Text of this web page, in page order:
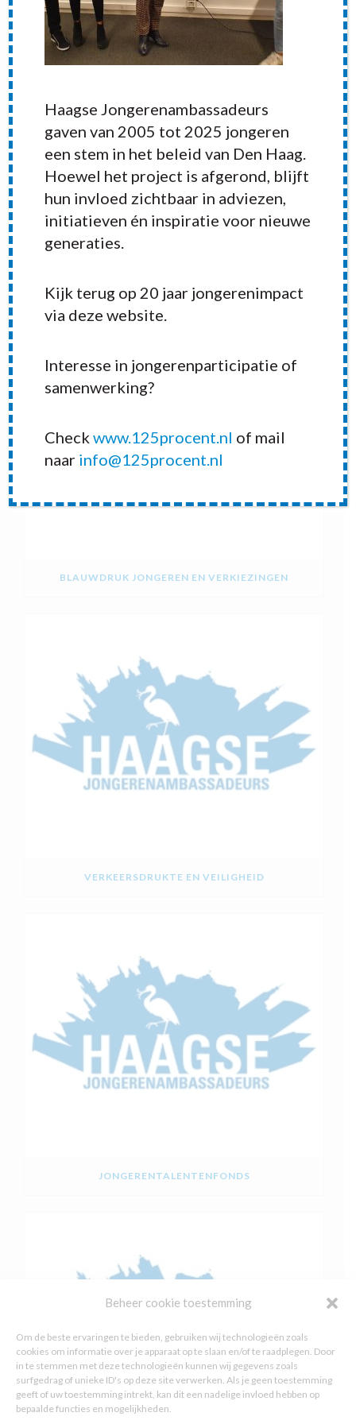
Beheer cookie toestemming
Om de beste ervaringen te bieden, gebruiken wij technologieën zoals
cookies om informatie over je apparaat op te slaan en/of te raadplegen. Door
in te stemmen met deze technologieën kunnen wij gegevens zoals
surfgedrag of unieke ID's op deze site verwerken. Als je geen toestemming
geeft of uw toestemming intrekt, kan dit een nadelige invloed hebben op
bepaalde functies en mogelijkheden.
RECENT POSTS
BLAUWDRUK JONGEREN EN VERKIEZINGEN
VERKEERSDRUKTE EN VEILIGHEID
JONGERENTALENTENFONDS
Haagse Jongerenambassadeurs
gaven van 2005 tot 2025 jongeren
een stem in het beleid van Den Haag.
Hoewel het project is afgerond, blijft
hun invloed zichtbaar in adviezen,
initiatieven én inspiratie voor nieuwe
generaties.
Kijk terug op 20 jaar jongerenimpact
via deze website.
Interesse in jongerenparticipatie of
samenwerking?
Checkwww.125procent.nl of mail
naar info@125procent.nl